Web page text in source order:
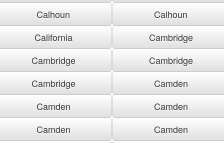
Calhoun
Calhoun
California
Cambridge
Cambridge
Cambridge
Cambridge
Camden
Camden
Camden
Camden
Camden